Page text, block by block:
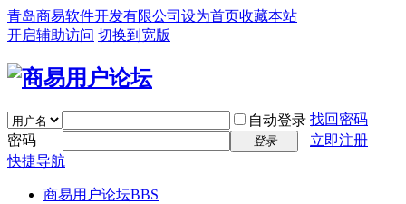
青岛商易软件开发有限公司 设为首页收藏本站
开启辅助访问 切换到宽版
自动登录 找回密码
密码
登录
立即注册
快捷导航
商易用户论坛BBS